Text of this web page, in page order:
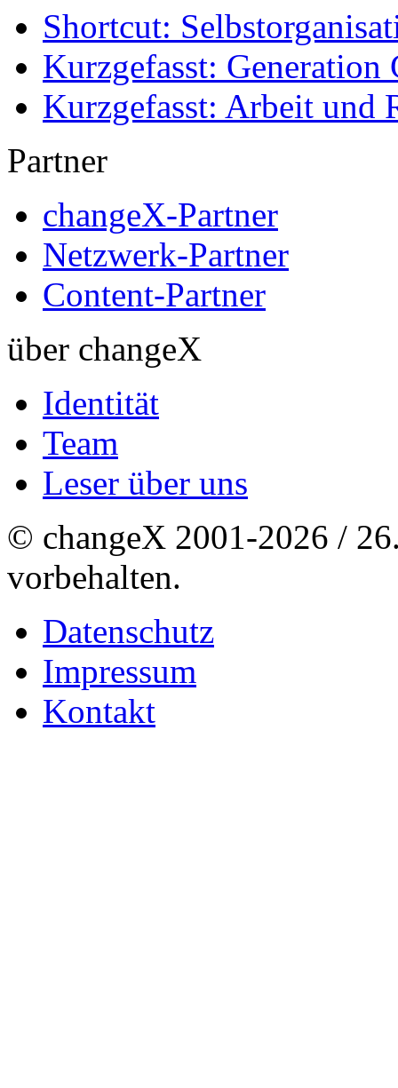
Shortcut:
Kurzgefasst: Generation
Kurzgefasst: Arbeit und
Partner
changeX-Partner
Netzwerk-Partner
Content-Partner
über changeX
Identität
Team
Leser über uns
© changeX 2001-2026 /
vorbehalten.
Datenschutz
Impressum
Kontakt